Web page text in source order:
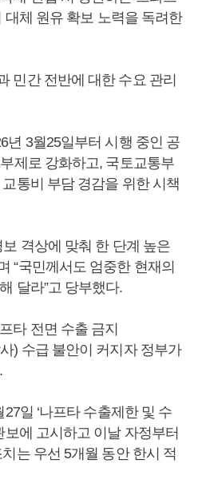
대체 원유 확보 노력을 독려한
민간 전반에 대한 수요 관리
년 3월25일부터 시행 중인 공
제로 강화하고, 국토교통부
통비 부담 경감을 위한 시책
격상에 맞춰 한 단계 높은
“국민께서도 엄중한 현재의
달라”고 당부했다.
타 전면 수출 금지
) 수급 불안이 커지자 정부가
일 ‘나프타 수출제한 및 수
보에 고시하고 이날 자정부터
는 우선 5개월 동안 한시 적